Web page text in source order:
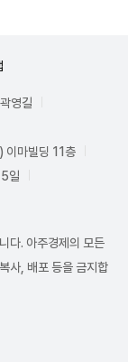
영길
이마빌딩 11층
일
다. 아주경제의 모든
사, 배포 등을 금지합